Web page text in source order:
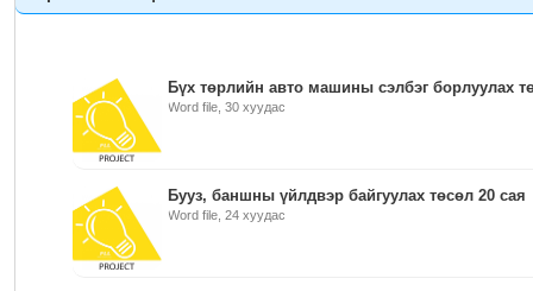
Бүх төрлийн авто машины сэлбэг борлуулах
Word file, 30 хуудас
Бууз, баншны үйлдвэр байгуулах төсөл 20 сая
Word file, 24 хуудас